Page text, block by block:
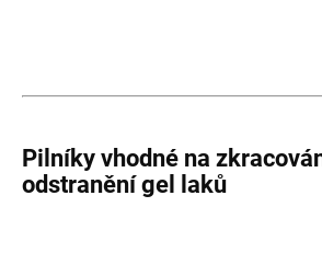
Pilníky vhodné na
odstranění gel laků